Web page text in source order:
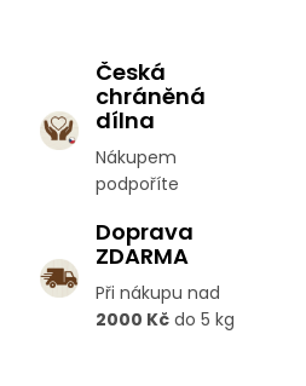
c
y
v
Česká
chráněná
dílna
Nákupem
podpoříte
Doprava
ZDARMA
Při nákupu nad
2000 Kč do 5 kg